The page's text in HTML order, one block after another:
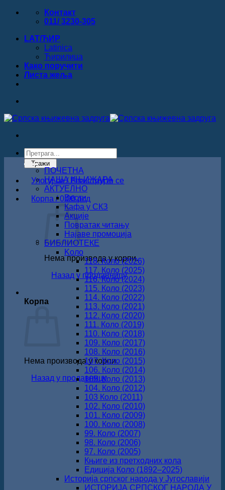
Прескочи
Контакт
011/ 3230-305
LAT/ЋИР
Latinica
Ћирилица
Како поручити
Листa жеља
Products
search
Тражи
Улогуј се / Региструјте се
Корпа /0.00рсд
Нема производа у корпи.
Назад у продавницу
Корпа
Нема производа у корпи.
Назад у продавницу
ПОЧЕТНА
НАША КЊИЖАРА
АКТУЕЛНО
Вести
Кафа у СКЗ
Акције
Повратак читању
Најаве промоција
БИБЛИОТЕКЕ
Koло
118. Коло (2026)
117. Коло (2025)
116. Коло (2024)
115. Коло (2023)
114. Коло (2022)
113. Коло (2021)
112. Коло (2020)
111. Коло (2019)
110. Коло (2018)
109. Коло (2017)
108. Коло (2016)
107. Коло (2015)
106. Коло (2014)
105. Коло (2013)
104. Коло (2012)
103 Коло (2011)
102. Коло (2010)
101. Коло (2009)
100. Коло (2008)
99. Коло (2007)
98. Коло (2006)
97. Коло (2005)
Књиге из претходних кола
Едиција Коло (1892‒2025)
Историја српског народа у Југославији
ИСТОРИЈА СРПСКОГ НАРОДА У